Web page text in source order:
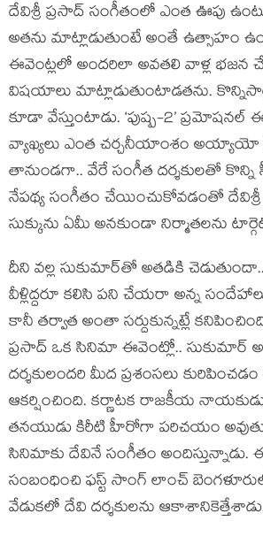
దేవిశ్రీ ప్రసాద్ సంగీతంలో ఎంత ఊపు
అతను మాట్లాడుతుంటే అంతే ఉత్సాహం
ఈవెంట్లలో అందరిలా అవతలి వాళ్ల భజన
విషయాలు మాట్లాడుతుంటాడతను.
కూడా వేస్తుంటాడు. ‘పుష్ప-2’
వ్యాఖ్యలు ఎంత చర్చనీయాంశం అయ్యాయో
తానుండగా.. వేరే సంగీత దర్శకులతో కొన్ని
నేపథ్య సంగీతం చేయించుకోవడంతో
సుక్కును ఏమీ అనకుండా నిర్మాతలను
దీని వల్ల సుకుమార్‌తో అతడికి
వీళ్లిద్దరూ కలిసి పని చేయరా అన్న
కానీ తర్వాత అంతా సర్దుకున్నట్లే
ప్రసాద్ ఒక సినిమా ఈవెంట్లో.. సుకుమార్
దర్శకులందరి మీద ప్రశంసలు కురిపించడం
ఆకర్షించింది. కర్ణాటక రాజకీయ
తనయుడు కిరీటి హీరోగా పరిచయం
సినిమాకు దేవినే సంగీతం
సంబంధించి ఫస్ట్ సాంగ్ లాంచ్
వేడుకలో దేవి దర్శకులను